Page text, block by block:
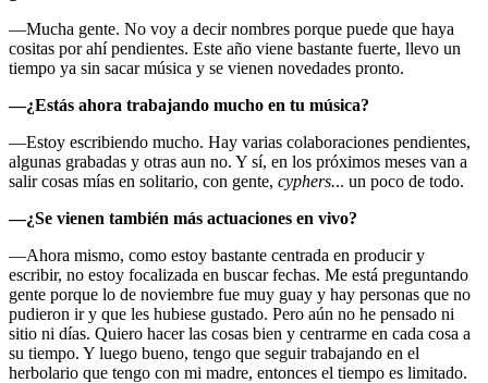
—Mucha gente. No voy a decir nombres porque puede que haya
cositas por ahí pendientes. Este año viene bastante fuerte, llevo un
tiempo ya sin sacar música y se vienen novedades pronto.
—¿Estás ahora trabajando mucho en tu música?
—Estoy escribiendo mucho. Hay varias colaboraciones pendientes,
algunas grabadas y otras aun no. Y sí, en los próximos meses van a
salir cosas mías en solitario, con gente, cyphers... un poco de todo.
—¿Se vienen también más actuaciones en vivo?
—Ahora mismo, como estoy bastante centrada en producir y
escribir, no estoy focalizada en buscar fechas. Me está preguntando
gente porque lo de noviembre fue muy guay y hay personas que no
pudieron ir y que les hubiese gustado. Pero aún no he pensado ni
sitio ni días. Quiero hacer las cosas bien y centrarme en cada cosa a
su tiempo. Y luego bueno, tengo que seguir trabajando en el
herbolario que tengo con mi madre, entonces el tiempo es limitado.